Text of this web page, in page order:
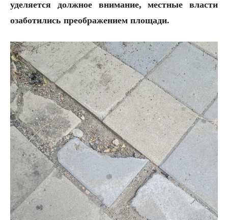
уделяется должное внимание, местные власти
озаботились преображением площади.